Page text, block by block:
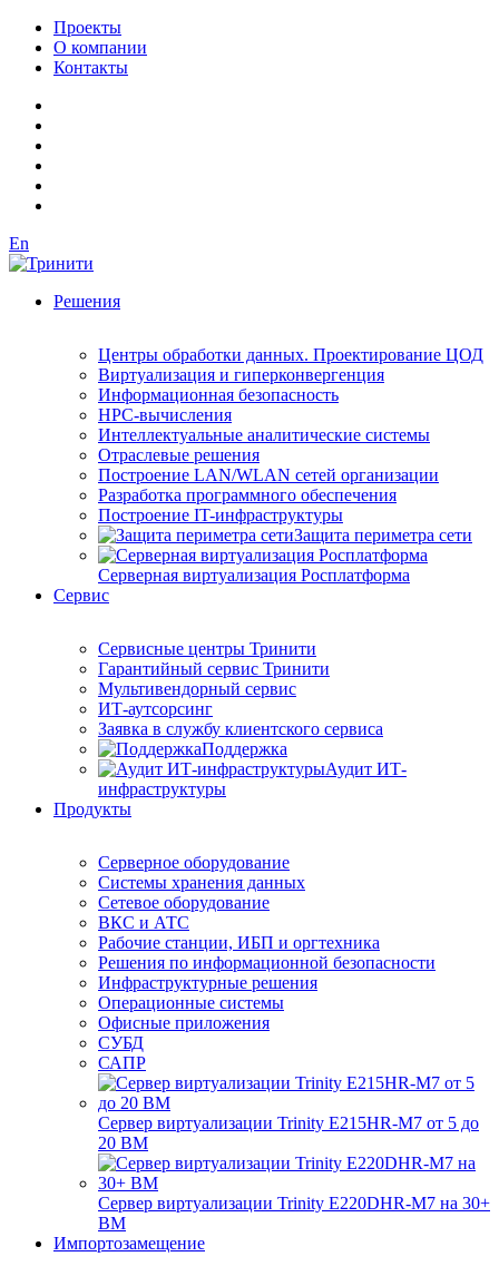
Проекты
О компании
Контакты
En
Решения
Центры обработки данных. Проектирование ЦОД
Виртуализация и гиперконвергенция
Информационная безопасность
HPC-вычисления
Интеллектуальные аналитические системы
Отраслевые решения
Построение LAN/WLAN сетей организации
Разработка программного обеспечения
Построение IT-инфраструктуры
Защита периметра сети
Серверная виртуализация Росплатформа
Сервис
Сервисные центры Тринити
Гарантийный сервис Тринити
Мультивендорный сервис
ИТ-аутсорсинг
Заявка в службу клиентского сервиса
Поддержка
Аудит ИТ-
инфраструктуры
Продукты
Серверное оборудование
Системы хранения данных
Сетевое оборудование
ВКС и АТС
Рабочие станции, ИБП и оргтехника
Решения по информационной безопасности
Инфраструктурные решения
Операционные системы
Офисные приложения
СУБД
САПР
Сервер виртуализации Trinity E215HR-M7 от 5 до
20 ВМ
Сервер виртуализации Trinity E220DHR-M7 на 30+
ВМ
Импортозамещение